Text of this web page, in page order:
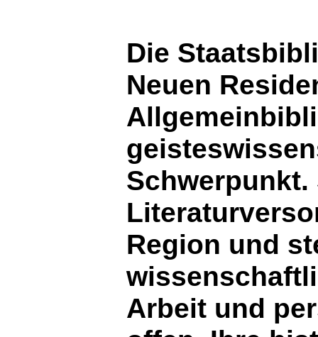
Die
Neuen
Schwerpunkt.
Region und
Arbeit und